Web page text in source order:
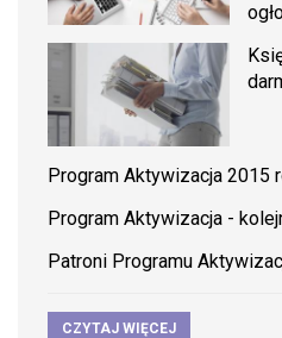
Program Aktywizacja 2015
Program Aktywizacja -
Patroni Programu
CZYTAJ WIĘCEJ